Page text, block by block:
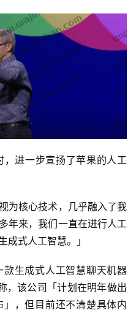
进一步宣扬了苹果的人工
为核心技术，几乎融入了我
年来，我们一直在进行人工
成式人工智慧。」
生成式人工智慧聊天机器
，该公司「计划在明年做出
，但目前还不清楚具体内